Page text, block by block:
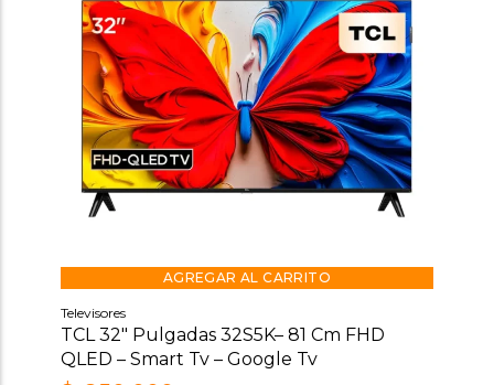
AGREGAR AL CARRITO
Televisores
TCL 32″ Pulgadas 32S5K– 81 Cm FHD
QLED – Smart Tv – Google Tv